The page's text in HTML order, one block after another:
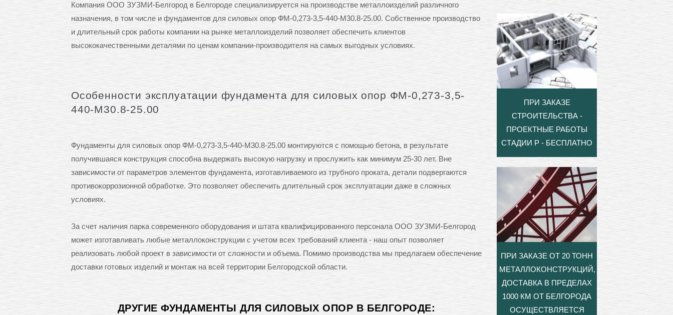
Компания ООО ЗУЗМИ-Белгород в Белгороде специализируется на производстве металлоизделий различного
назначения, в том числе и фундаментов для силовых опор ФМ-0,273-3,5-440-М30.8-25.00. Собственное производство
и длительный срок работы компании на рынке металлоизделий позволяет обеспечить клиентов
высококачественными деталями по ценам компании-производителя на самых выгодных условиях.
Особенности эксплуатации фундамента для силовых опор ФМ-0,273-3,5-
440-М30.8-25.00
Фундаменты для силовых опор ФМ-0,273-3,5-440-М30.8-25.00 монтируются с помощью бетона, в результате
получившаяся конструкция способна выдержать высокую нагрузку и прослужить как минимум 25-30 лет. Вне
зависимости от параметров элементов фундамента, изготавливаемого из трубного проката, детали подвергаются
противокоррозионной обработке. Это позволяет обеспечить длительный срок эксплуатации даже в сложных
условиях.
За счет наличия парка современного оборудования и штата квалифицированного персонала ООО ЗУЗМИ-Белгород
может изготавливать любые металлоконструкции с учетом всех требований клиента - наш опыт позволяет
реализовать любой проект в зависимости от сложности и объема. Помимо производства мы предлагаем обеспечение
доставки готовых изделий и монтаж на всей территории Белгородской области.
ДРУГИЕ ФУНДАМЕНТЫ ДЛЯ СИЛОВЫХ ОПОР В БЕЛГОРОДЕ:
ПРИ ЗАКАЗЕ
СТРОИТЕЛЬСТВА -
ПРОЕКТНЫЕ РАБОТЫ
СТАДИИ Р - БЕСПЛАТНО
ПРИ ЗАКАЗЕ ОТ 20 ТОНН
МЕТАЛЛОКОНСТРУКЦИЙ,
ДОСТАВКА В ПРЕДЕЛАХ
1000 КМ ОТ БЕЛГОРОДА
ОСУЩЕСТВЛЯЕТСЯ